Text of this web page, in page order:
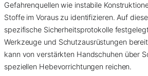
Gefahrenquellen wie instabile
Stoffe im Voraus zu identifizieren. Auf
spezifische Sicherheitsprotokolle
Werkzeuge und Schutzausrüstungen
kann von verstärkten Handschuhen über
speziellen Hebevorrichtungen reichen.